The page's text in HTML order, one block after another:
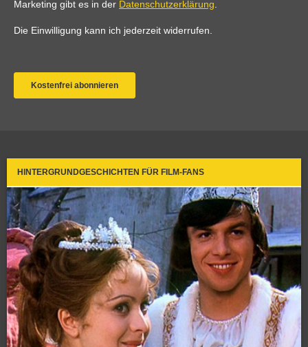
HINTERGRUNDGESCHICHTEN FÜR FILM-FANS